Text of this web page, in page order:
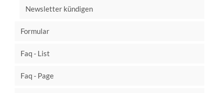
Newsletter kündigen
Formular
Faq - List
Faq - Page